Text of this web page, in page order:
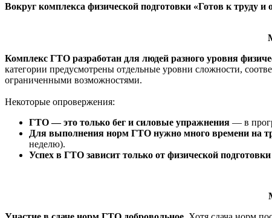
Вокруг комплекса физической подготовки «Готов к труду
Комплекс ГТО разработан для людей разного уровня
категории предусмотрены отдельные уровни сложности,
ограниченными возможностями.
Некоторые опровержения:
ГТО — это только бег и силовые упражнения — в
Для выполнения норм ГТО нужно много времени на
неделю).
Успех в ГТО зависит только от физической подготовки